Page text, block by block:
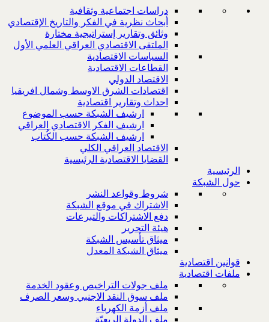
دراسات اجتماعية وثقافية
أبحاث نظرية في الفكر والتاريخ الإقتصادي
وثائق وتقارير إستراتيجية مختارة
الملتقى الاقتصادي العراقي العلمي الأول
السياسات الاقتصادية
القطاعات الاقتصادية
الاقتصاد الدولي
اقتصادات الشرق الاوسط وشمال افريقيا
احداث وتقارير اقتصادية
ارشيف الشبكة حسب الموضوع
ارشيف الفكر الاقتصادي العراقي
ارشيف الشبكة حسب الكُتاب
الاقتصاد العراقي الكلي
القضايا الاقتصادية الرئيسية
الرئيسية
حول الشبكة
شروط وقواعد النشر
الاشتراك في موقع الشبكة
دفع الاشتراكات والتبرعات
هيئة التحرير
ميثاق تأسيس الشبكة
ميثاق الشبكة المعدل
قوانين اقتصادية
ملفات اقتصادية
ملف جولات التراخيص وعقود الخدمة
ملف سوق النقد الاجنبي وسعر الصرف
ملف أزمة الكهرباء
ملف الدولة الريعيّة